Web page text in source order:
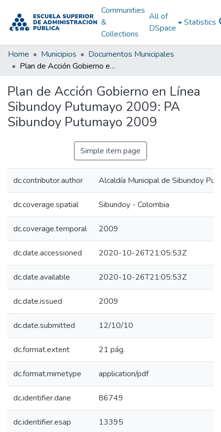
Communities
&
Collections
All of
DSpace
Statistics
Home Municipios
Documentos Municipales
Plan de Acción Gobierno en Línea Sibundoy Putumayo 2009: PA Sibundoy Putumayo 2009
Plan de Acción Gobierno en Línea
Sibundoy Putumayo 2009: PA
Sibundoy Putumayo 2009
Simple item page
dc.contributor.author Alcaldía Municipal de Sibundoy
dc.coverage.spatial Sibundoy - Colombia
dc.coverage.temporal 2009
dc.date.accessioned 2020-10-26T21:05:53Z
dc.date.available 2020-10-26T21:05:53Z
dc.date.issued 2009
dc.date.submitted 12/10/10
dc.format.extent 21 pág.
dc.format.mimetype application/pdf
dc.identifier.dane 86749
dc.identifier.esap 13395